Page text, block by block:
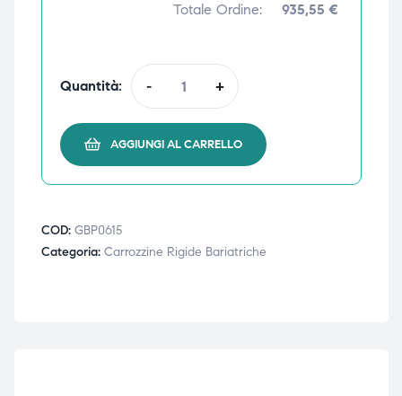
Totale Ordine: 935,55 €
Quantità: - +
AGGIUNGI AL CARRELLO
COD: GBP0615
Categoria: Carrozzine Rigide Bariatriche